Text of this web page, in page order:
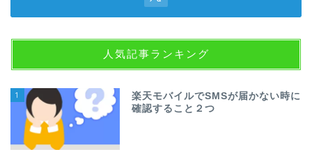
人気記事ランキング
1
楽天モバイルでSMSが届かない時に
確認すること２つ